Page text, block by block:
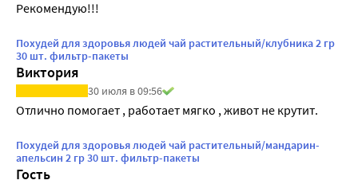
Рекомендую!!!
Похудей для здоровья людей чай растительный/клубника 2 гр
30 шт. фильтр-пакеты
Виктория
30 июля в 09:56
Отлично помогает , работает мягко , живот не крутит.
Похудей для здоровья людей чай растительный/мандарин-
апельсин 2 гр 30 шт. фильтр-пакеты
Гость